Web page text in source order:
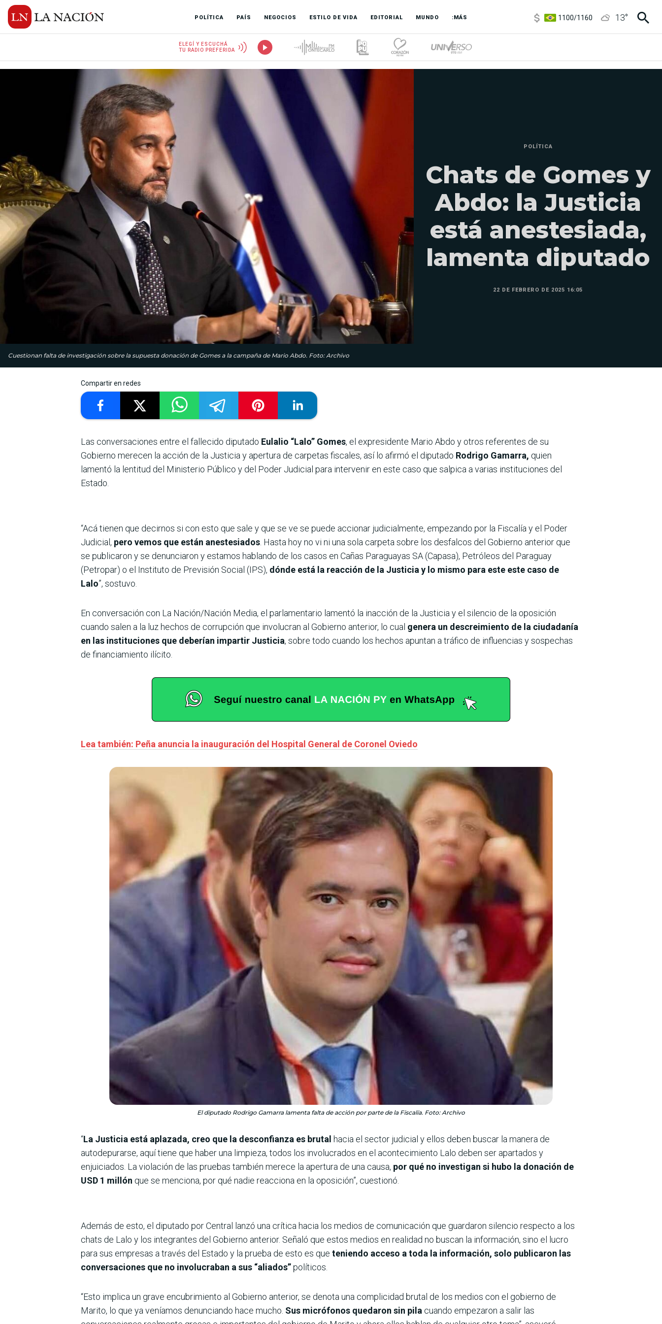
POLÍTICA PAÍS NEGOCIOS ESTILO DE VIDA EDITORIAL MUNDO :MÁS
3,8/4
13°
ELEGÍ Y ESCUCHÁ
TU RADIO PREFERIDA
Cuestionan falta de investigación sobre la supuesta donación de Gomes a la campaña de Mario Abdo. Foto: Archivo
POLÍTICA
Chats de Gomes y
Abdo: la Justicia
está anestesiada,
lamenta diputado
22 DE FEBRERO DE 2025 16:05
Compartir en redes
Las conversaciones entre el fallecido diputado Eulalio “Lalo” Gomes, el expresidente Mario Abdo y otros referentes de su
Gobierno merecen la acción de la Justicia y apertura de carpetas fiscales, así lo afirmó el diputado Rodrigo Gamarra, quien
lamentó la lentitud del Ministerio Público y del Poder Judicial para intervenir en este caso que salpica a varias instituciones del
Estado.
“Acá tienen que decirnos si con esto que sale y que se ve se puede accionar judicialmente, empezando por la Fiscalía y el Poder
Judicial, pero vemos que están anestesiados . Hasta hoy no vi ni una sola carpeta sobre los desfalcos del Gobierno anterior que
se publicaron y se denunciaron y estamos hablando de los casos en Cañas Paraguayas SA (Capasa), Petróleos del Paraguay
(Petropar) o el Instituto de Previsión Social (IPS), dónde está la reacción de la Justicia y lo mismo para este este caso de
Lalo”, sostuvo.
En conversación con La Nación/Nación Media, el parlamentario lamentó la inacción de la Justicia y el silencio de la oposición
cuando salen a la luz hechos de corrupción que involucran al Gobierno anterior, lo cual genera un descreimiento de la ciudadanía
en las instituciones que deberían impartir Justicia, sobre todo cuando los hechos apuntan a tráfico de influencias y sospechas
de financiamiento ilícito.
Lea también: Peña anuncia la inauguración del Hospital General de Coronel Oviedo
El diputado Rodrigo Gamarra lamenta falta de acción por parte de la Fiscalía. Foto: Archivo
“La Justicia está aplazada, creo que la desconfianza es brutal hacia el sector judicial y ellos deben buscar la manera de
autodepurarse, aquí tiene que haber una limpieza, todos los involucrados en el acontecimiento Lalo deben ser apartados y
enjuiciados. La violación de las pruebas también merece la apertura de una causa, por qué no investigan si hubo la donación de
USD 1 millón que se menciona, por qué nadie reacciona en la oposición”, cuestionó.
Además de esto, el diputado por Central lanzó una crítica hacia los medios de comunicación que guardaron silencio respecto a los
chats de Lalo y los integrantes del Gobierno anterior. Señaló que estos medios en realidad no buscan la información, sino el lucro
para sus empresas a través del Estado y la prueba de esto es que teniendo acceso a toda la información, solo publicaron las
conversaciones que no involucraban a sus “aliados”políticos.
“Esto implica un grave encubrimiento al Gobierno anterior, se denota una complicidad brutal de los medios con el gobierno de
Marito, lo que ya veníamos denunciando hace mucho. Sus micrófonos quedaron sin pila cuando empezaron a salir las